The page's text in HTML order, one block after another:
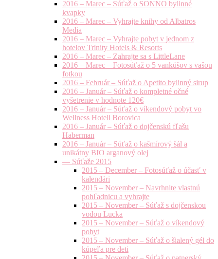
2016 – Marec – Súťaž o SONNO bylinné
kvapky
2016 – Marec – Vyhrajte knihy od Albatros
Media
2016 – Marec – Vyhrajte pobyt v jednom z
hotelov Trinity Hotels & Resorts
2016 – Marec – Zahrajte sa s LittleLane
2016 – Marec – Fotosúťaž o 5 vankúšov s vašou
fotkou
2016 – Február – Súťaž o Apetito bylinný sirup
2016 – Január – Súťaž o kompletné očné
vyšetrenie v hodnote 120€
2016 – Január – Súťaž o víkendový pobyt vo
Wellness Hoteli Borovica
2016 – Január – Súťaž o dojčenskú fľašu
Haberman
2016 – Január – Súťaž o kašmírový šál a
unikátny BIO arganový olej
— Súťaže 2015
2015 – December – Fotosúťaž o účasť v
kalendári
2015 – November – Navrhnite vlastnú
pohľadnicu a vyhrajte
2015 – November – Súťaž s dojčenskou
vodou Lucka
2015 – November – Súťaž o víkendový
pobyt
2015 – November – Súťaž o šialený gél do
kúpeľa pre deti